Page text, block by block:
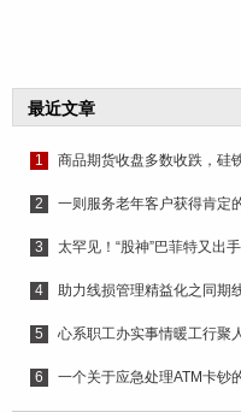
最近文章
1 商品期货收盘多数收跌，硅
2 一则服务老年客户获得肯定
3 太罕见！“股神”巴菲特又出
4 助力线损管理精益化之同期
5 心系职工办实事情暖工行聚
6 一个关于应急处理ATM卡钞